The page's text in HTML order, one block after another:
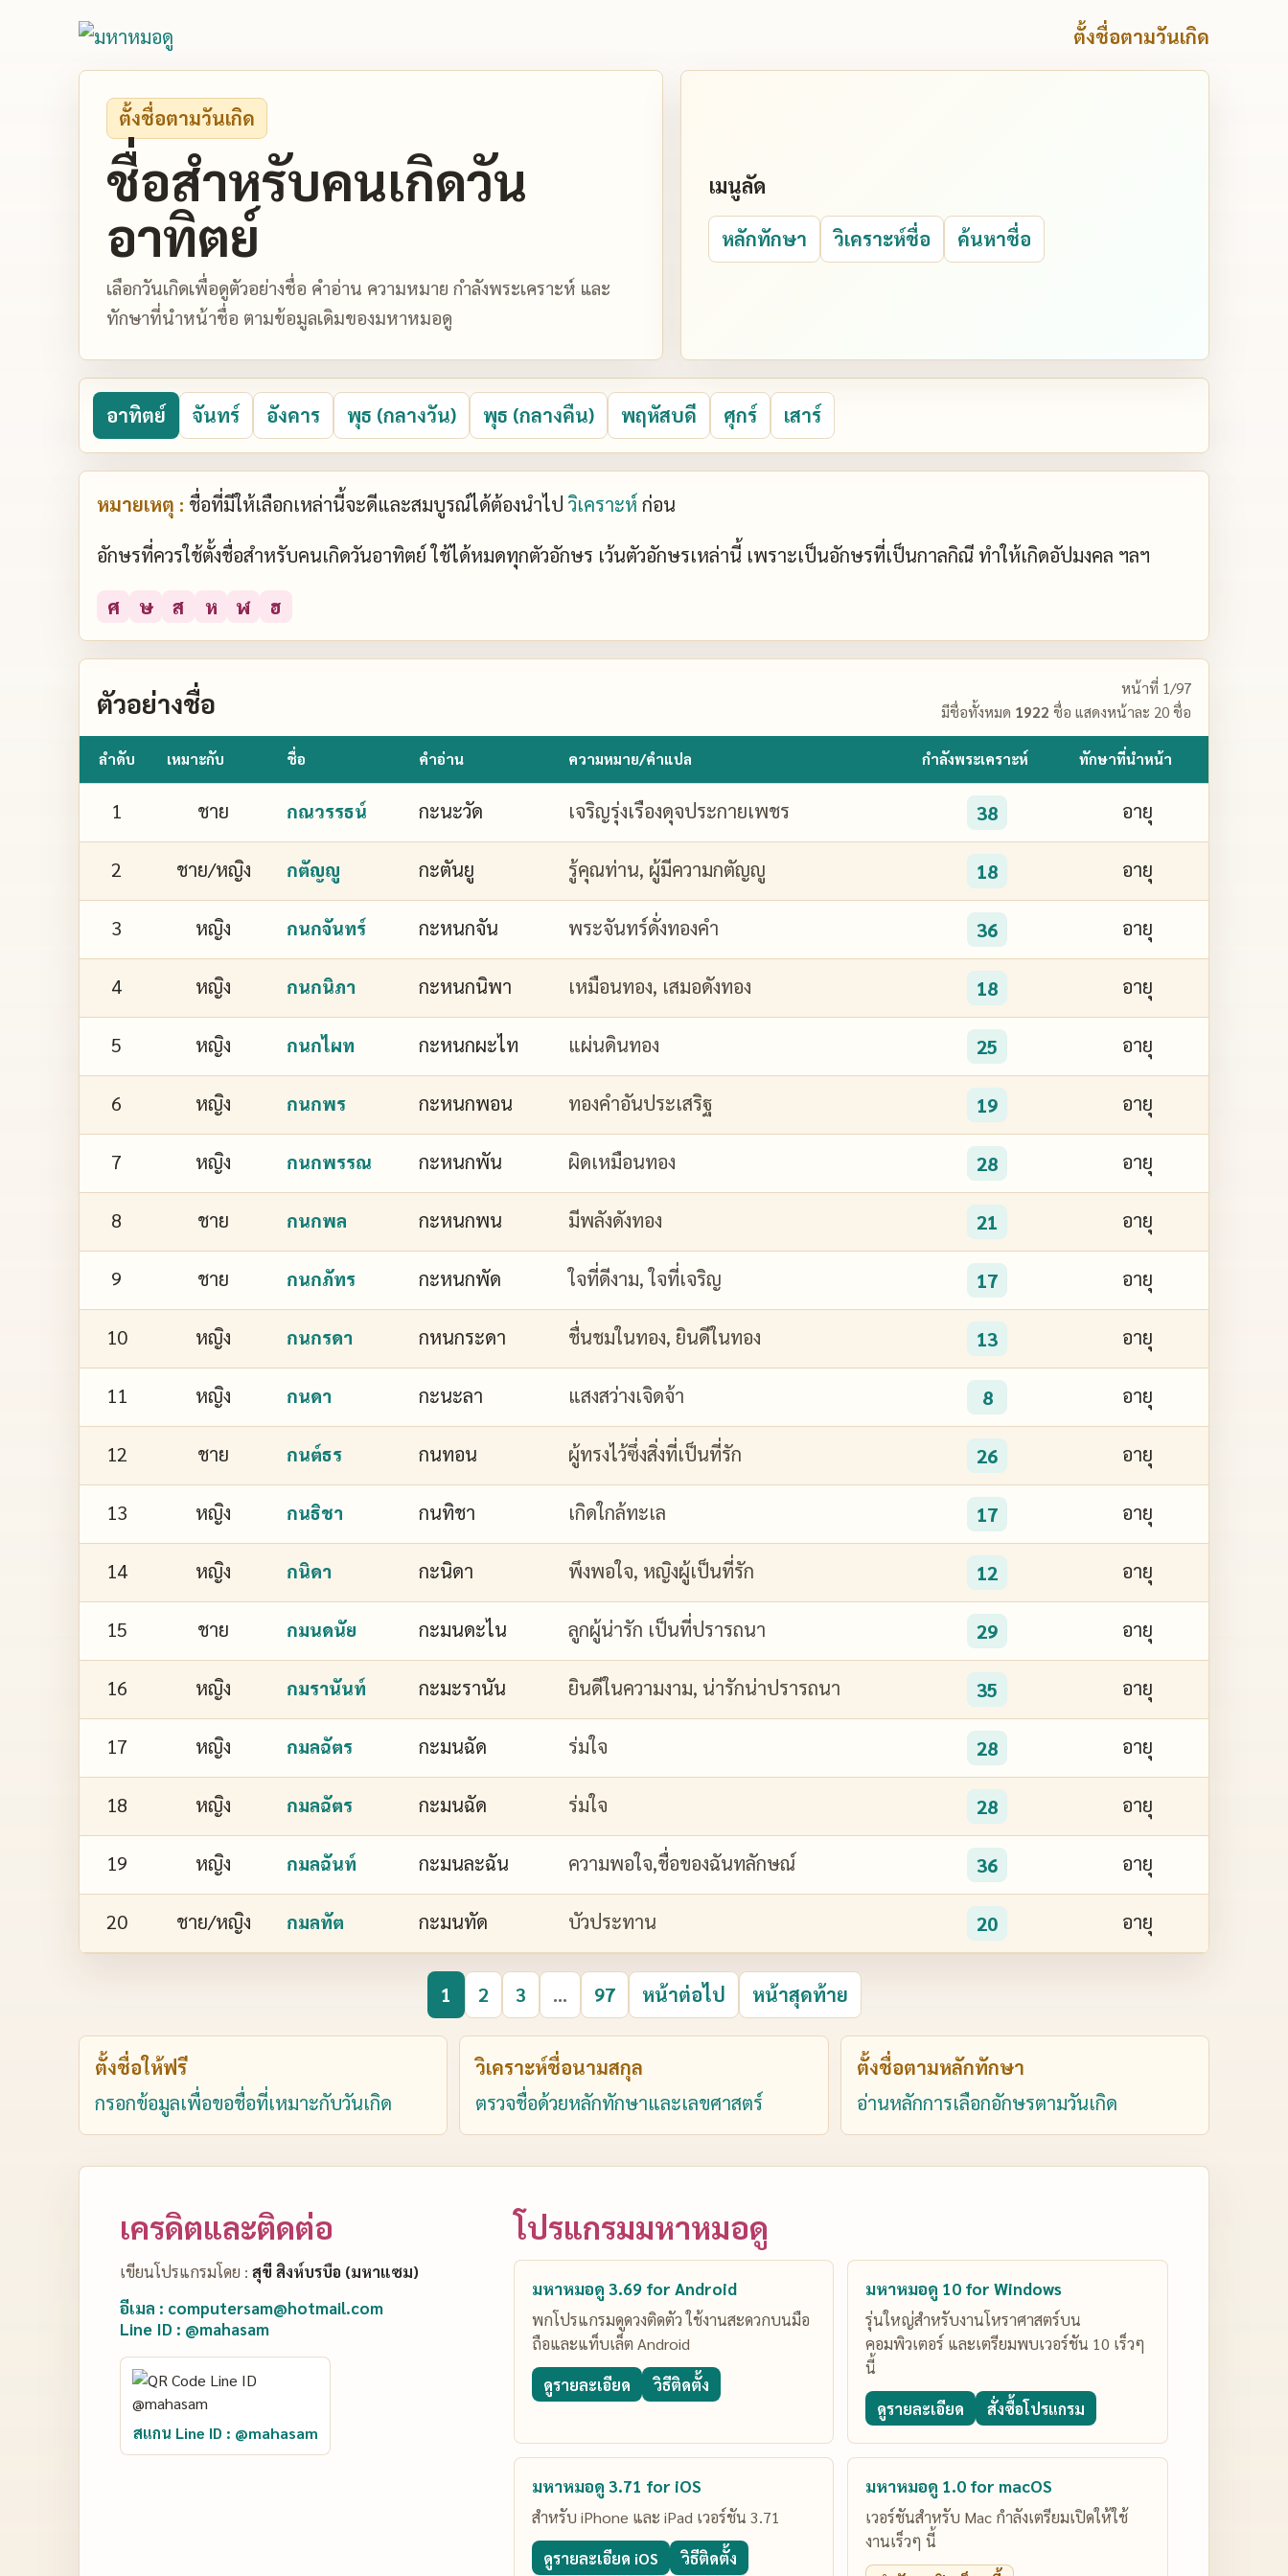
ตั้งชื่อตามวันเกิด
ตั้งชื่อตามวันเกิด
ชื่อสำหรับคนเกิดวัน
อาทิตย์
เลือกวันเกิดเพื่อดูตัวอย่างชื่อ คำอ่าน ความหมาย กำลังพระเคราะห์ และ
ทักษาที่นำหน้าชื่อ ตามข้อมูลเดิมของมหาหมอดู
เมนูลัด
หลักทักษา วิเคราะห์ชื่อ ค้นหาชื่อ
อาทิตย์ จันทร์ อังคาร พุธ (กลางวัน) พุธ (กลางคืน) พฤหัสบดี ศุกร์ เสาร์
หมายเหตุ : ชื่อที่มีให้เลือกเหล่านี้จะดีและสมบูรณ์ได้ต้องนำไป วิเคราะห์ ก่อน
อักษรที่ควรใช้ตั้งชื่อสำหรับคนเกิดวันอาทิตย์ ใช้ได้หมดทุกตัวอักษร เว้นตัวอักษรเหล่านี้ เพราะเป็นอักษรที่เป็นกาลกิณี ทำให้เกิดอัปมงคล ฯลฯ
ศ ษ ส ห ฬ ฮ
ตัวอย่างชื่อ
หน้าที่ 1/97
มีชื่อทั้งหมด 1922 ชื่อ แสดงหน้าละ 20 ชื่อ
ลำดับ เหมาะกับ ชื่อ คำอ่าน ความหมาย/คำแปล กำลังพระเคราะห์ ทักษาที่นำหน้า
1 ชาย กณวรรธน์ กะนะวัด เจริญรุ่งเรืองดุจประกายเพชร 38 อายุ
2 ชาย/หญิง กตัญญู กะตันยู รู้คุณท่าน, ผู้มีความกตัญญู 18 อายุ
3 หญิง กนกจันทร์ กะหนกจัน พระจันทร์ดั่งทองคำ 36 อายุ
4 หญิง กนกนิภา กะหนกนิพา เหมือนทอง, เสมอดังทอง 18 อายุ
5 หญิง กนกไผท กะหนกผะไท แผ่นดินทอง 25 อายุ
6 หญิง กนกพร กะหนกพอน ทองคำอันประเสริฐ 19 อายุ
7 หญิง กนกพรรณ กะหนกพัน ผิดเหมือนทอง 28 อายุ
8 ชาย กนกพล กะหนกพน มีพลังดังทอง 21 อายุ
9 ชาย กนกภัทร กะหนกพัด ใจที่ดีงาม, ใจที่เจริญ 17 อายุ
10 หญิง กนกรดา กหนกระดา ชื่นชมในทอง, ยินดีในทอง 13 อายุ
11 หญิง กนดา กะนะลา แสงสว่างเจิดจ้า 8 อายุ
12 ชาย กนต์ธร กนทอน ผู้ทรงไว้ซึ่งสิ่งที่เป็นที่รัก 26 อายุ
13 หญิง กนธิชา กนทิชา เกิดใกล้ทะเล 17 อายุ
14 หญิง กนิดา กะนิดา พึงพอใจ, หญิงผู้เป็นที่รัก 12 อายุ
15 ชาย กมนดนัย กะมนดะไน ลูกผู้น่ารัก เป็นที่ปรารถนา 29 อายุ
16 หญิง กมรานันท์ กะมะรานัน ยินดีในความงาม, น่ารักน่าปรารถนา 35 อายุ
17 หญิง กมลฉัตร กะมนฉัด ร่มใจ 28 อายุ
18 หญิง กมลฉัตร กะมนฉัด ร่มใจ 28 อายุ
19 หญิง กมลฉันท์ กะมนละฉัน ความพอใจ,ชื่อของฉันทลักษณ์ 36 อายุ
20 ชาย/หญิง กมลทัต กะมนทัด บัวประทาน 20 อายุ
1 2 3 ... 97 หน้าต่อไป หน้าสุดท้าย
ตั้งชื่อให้ฟรี
กรอกข้อมูลเพื่อขอชื่อที่เหมาะกับวันเกิด
วิเคราะห์ชื่อนามสกุล
ตรวจชื่อด้วยหลักทักษาและเลขศาสตร์
ตั้งชื่อตามหลักทักษา
อ่านหลักการเลือกอักษรตามวันเกิด
เครดิตและติดต่อ
เขียนโปรแกรมโดย : สุขี สิงห์บรบือ (มหาแซม)
อีเมล : computersam@hotmail.com
Line ID : @mahasam
สแกน Line ID : @mahasam
โปรแกรมมหาหมอดู
มหาหมอดู 3.69 for Android
พกโปรแกรมดูดวงติดตัว ใช้งานสะดวกบนมือ
ถือและแท็บเล็ต Android
ดูรายละเอียด วิธีติดตั้ง
มหาหมอดู 10 for Windows
รุ่นใหญ่สำหรับงานโหราศาสตร์บน
คอมพิวเตอร์ และเตรียมพบเวอร์ชัน 10 เร็วๆ
นี้
ดูรายละเอียด สั่งซื้อโปรแกรม
มหาหมอดู 3.71 for iOS
สำหรับ iPhone และ iPad เวอร์ชัน 3.71
ดูรายละเอียด iOS วิธีติดตั้ง
มหาหมอดู 1.0 for macOS
เวอร์ชันสำหรับ Mac กำลังเตรียมเปิดให้ใช้
งานเร็วๆ นี้